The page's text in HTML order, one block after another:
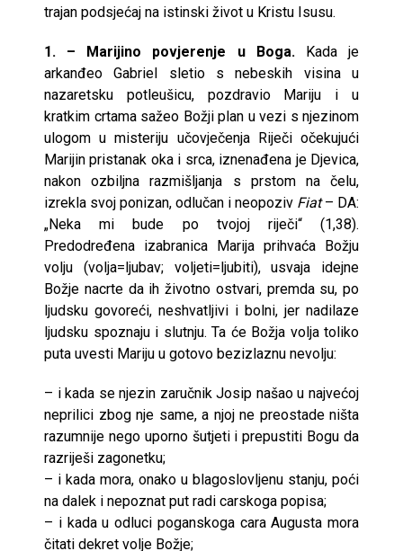
trajan podsjećaj na istinski život u Kristu Isusu.
1. – Marijino povjerenje u Boga.Kada je
arkanđeo Gabriel sletio s nebeskih visina u
nazaretsku potleušicu, pozdravio Mariju i u
kratkim crtama sažeo Božji plan u vezi s njezinom
ulogom u misteriju učovječenja Riječi očekujući
Marijin pristanak oka i srca, iznenađena je Djevica,
nakon ozbiljna razmišljanja s prstom na čelu,
izrekla svoj ponizan, odlučan i neopoziv Fiat– DA:
„Neka mi bude po tvojoj riječi“ (1,38).
Predodređena izabranica Marija prihvaća Božju
volju (volja=ljubav; voljeti=ljubiti), usvaja idejne
Božje nacrte da ih životno ostvari, premda su, po
ljudsku govoreći, neshvatljivi i bolni, jer nadilaze
ljudsku spoznaju i slutnju. Ta će Božja volja toliko
puta uvesti Mariju u gotovo bezizlaznu nevolju:
– i kada se njezin zaručnik Josip našao u najvećoj
neprilici zbog nje same, a njoj ne preostade ništa
razumnije nego uporno šutjeti i prepustiti Bogu da
razriješi zagonetku;
– i kada mora, onako u blagoslovljenu stanju, poći
na dalek i nepoznat put radi carskoga popisa;
– i kada u odluci poganskoga cara Augusta mora
čitati dekret volje Božje;